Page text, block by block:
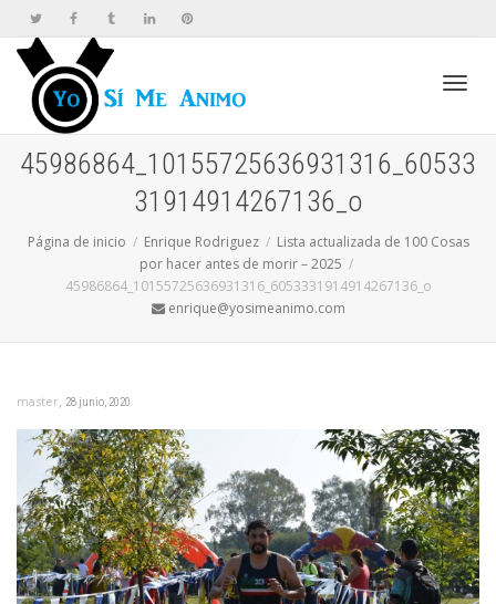
45986864_10155725636931316_60533
31914914267136_o
Página de inicio Enrique Rodriguez
Lista actualizada de 100 Cosas
por hacer antes de morir – 2025
45986864_10155725636931316_6053331914914267136_o
enrique@yosimeanimo.com
master, 28 junio, 2020